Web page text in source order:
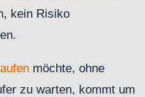
kein Risiko
möchte, ohne
zu warten, kommt um